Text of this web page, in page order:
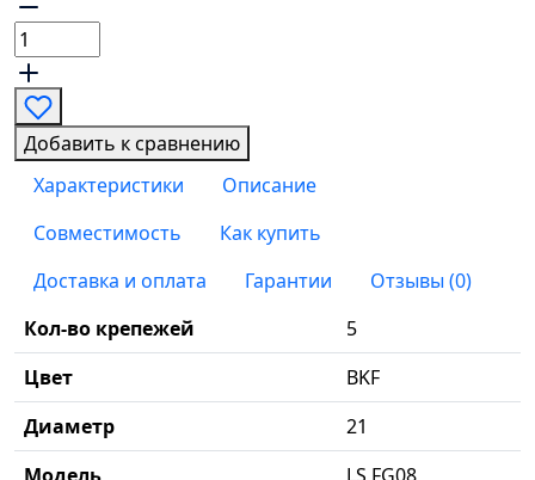
Добавить к сравнению
Характеристики
Описание
Совместимость
Как купить
Доставка и оплата
Гарантии
Отзывы (0)
Кол-во крепежей
5
Цвет
BKF
Диаметр
21